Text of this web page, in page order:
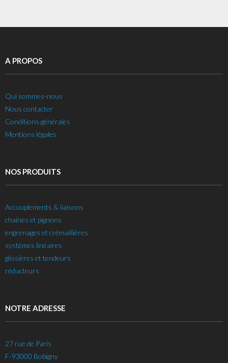
A PROPOS
Qui sommes-nous
Nous contacter
Conditions générales
Mentions légales
NOS PRODUITS
Accouplements & liaisons
chaines et pignons
engrenages et crémaillières
systèmes linéaires
glissières et tendeurs
réducteurs
NOTRE ADRESSE
27 rue de Paris
F-93000 Bobigny